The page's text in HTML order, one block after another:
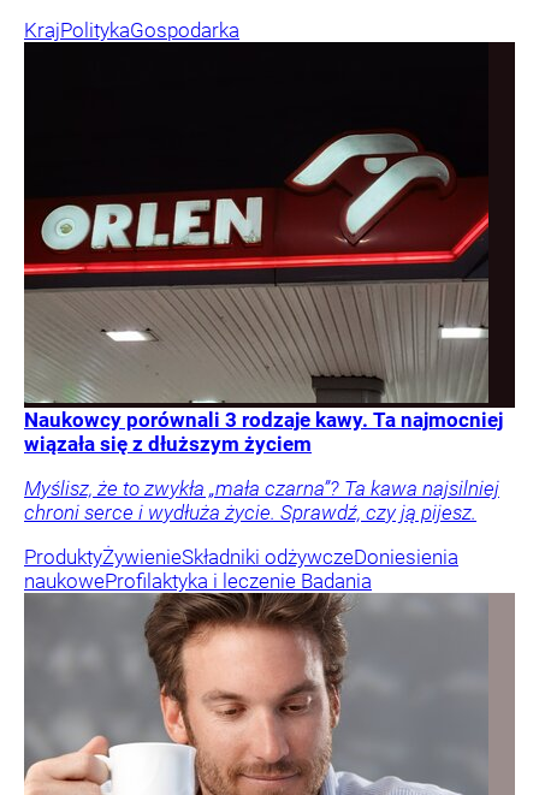
KrajPolitykaGospodarka
Naukowcy porównali 3 rodzaje kawy. Ta najmocniej
wiązała się z dłuższym życiem
Myślisz, że to zwykła „mała czarna”? Ta kawa najsilniej
chroni serce i wydłuża życie. Sprawdź, czy ją pijesz.
ProduktyŻywienieSkładniki odżywczeDoniesienia
naukoweProfilaktyka i leczenie Badania